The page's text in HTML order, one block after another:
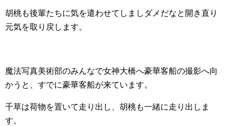
胡桃も後輩たちに気を遣わせてしましダメだなと開き直り
元気を取り戻します。
魔法写真美術部のみんなで女神大橋へ豪華客船の撮影へ向
かうと、すでに豪華客船が来ています。
千草は荷物を置いて走り出し、胡桃も一緒に走り出しま
す。